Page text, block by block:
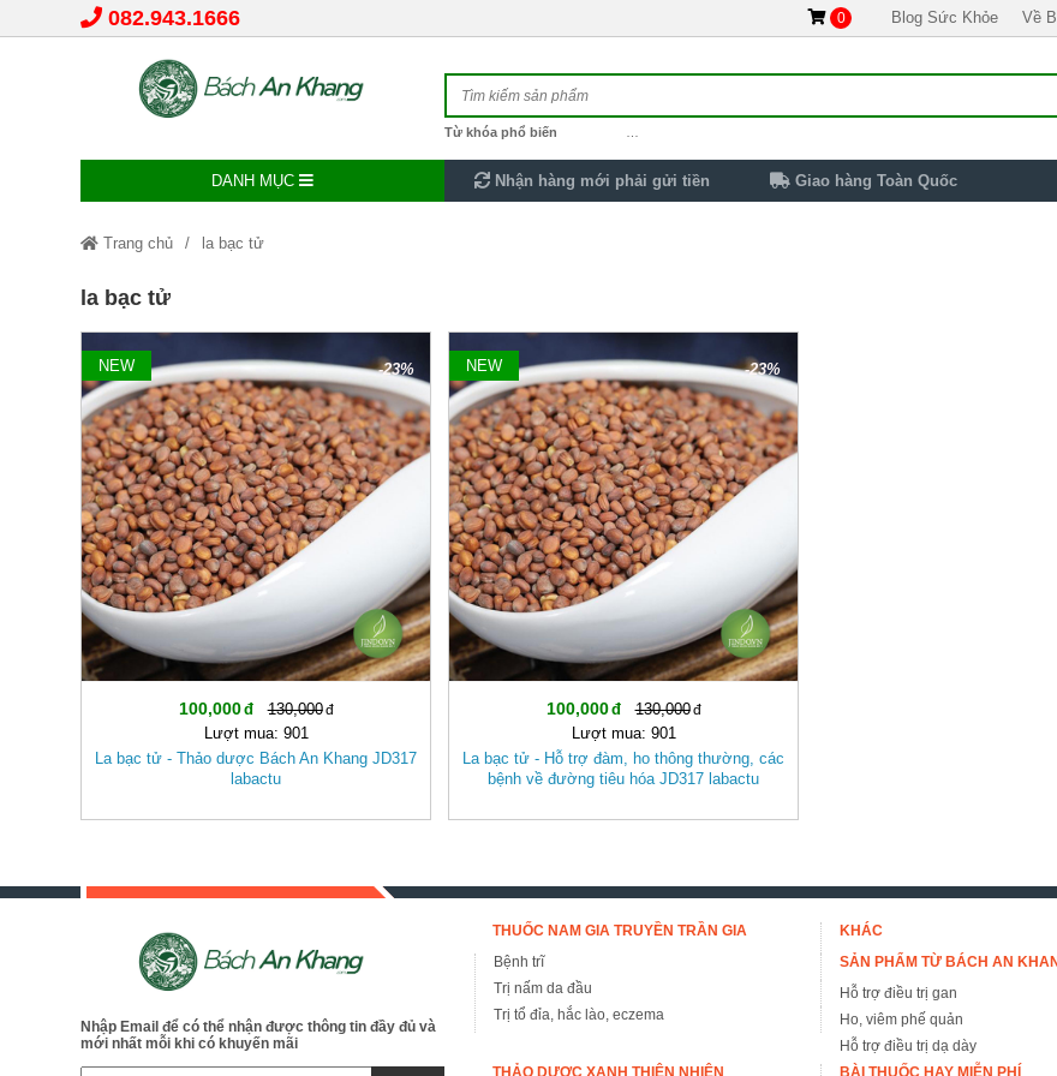
082.943.1666 0 Blog Sức Khỏe Về
Từ khóa phổ biến
DANH MỤC Nhận hàng mới phải gửi tiền Giao hàng Toàn Quốc
Trang chủ la bạc tử
la bạc tử
-23%
NEW
100,000
130,000
Lượt mua: 901
La bạc tử - Thảo dược Bách An Khang JD317
labactu
-23%
NEW
100,000
130,000
Lượt mua: 901
La bạc tử - Hỗ trợ đàm, ho thông thường, các
bệnh về đường tiêu hóa JD317 labactu
Nhập Email để có thể nhận được thông tin đầy đủ và
mới nhất mỗi khi có khuyến mãi
THUỐC NAM GIA TRUYỀN TRẦN GIA
Bệnh trĩ
Trị nấm da đầu
Trị tổ đỉa, hắc lào, eczema
KHÁC
SẢN PHẨM TỪ BÁCH AN
Hỗ trợ điều trị gan
Ho, viêm phế quản
Hỗ trợ điều trị dạ dày
THẢO DƯỢC XANH THIÊN NHIÊN
BÀI THUỐC HAY MIỄN PHÍ